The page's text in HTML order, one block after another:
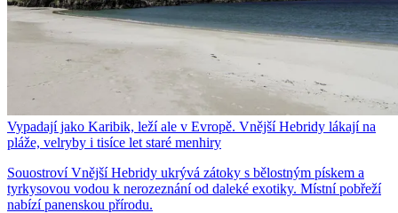
Vypadají jako Karibik, leží ale v Evropě. Vnější Hebridy lákají na
pláže, velryby i tisíce let staré menhiry
Souostroví Vnější Hebridy ukrývá zátoky s bělostným pískem a
tyrkysovou vodou k nerozeznání od daleké exotiky. Místní pobřeží
nabízí panenskou přírodu.